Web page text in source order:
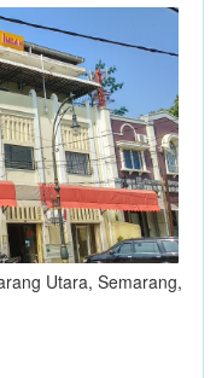
Utara, Semarang,